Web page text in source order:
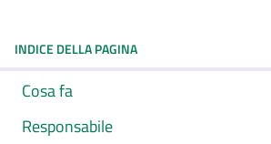
INDICE DELLA PAGINA
Cosa fa
Responsabile